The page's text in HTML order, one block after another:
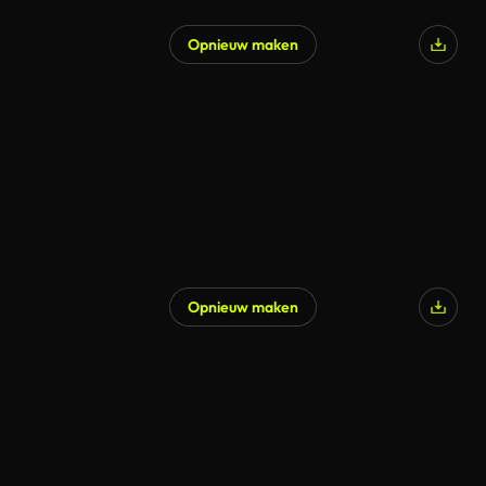
Opnieuw maken
Opnieuw maken